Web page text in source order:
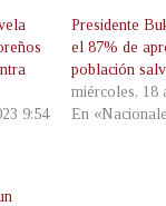
9:54
Presidente
el 87% de
población
miércoles, 18
En